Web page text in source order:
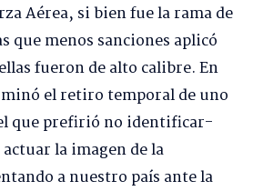
Aérea, si bien fue la rama de
que menos sanciones aplicó
fueron de alto calibre. En
el retiro temporal de uno
que prefirió no identificar-
la imagen de la
a nuestro país ante la